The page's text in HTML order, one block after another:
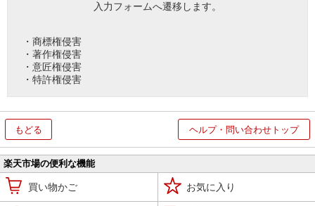
入力フォームへ遷移します。
・商標権侵害
・著作権侵害
・意匠権侵害
・特許権侵害
もどる ヘルプ・問い合わせトップ
楽天市場の便利な機能
買い物かご お気に入り